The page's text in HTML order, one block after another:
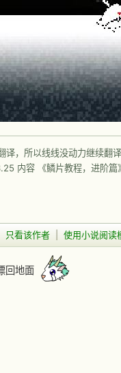
译，所以线线没动力继续翻
内容 《鳞片教程，进阶篇》
只看该作者 使用小说阅读
回地面